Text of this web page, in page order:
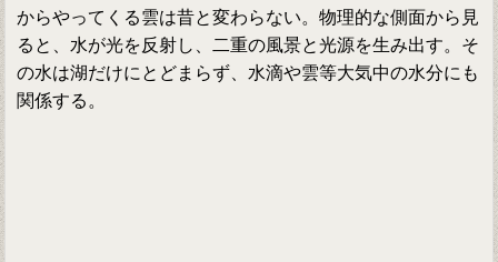
からやってくる雲は昔と変わらない。物理的な側面から見
ると、水が光を反射し、二重の風景と光源を生み出す。そ
の水は湖だけにとどまらず、水滴や雲等大気中の水分にも
関係する。